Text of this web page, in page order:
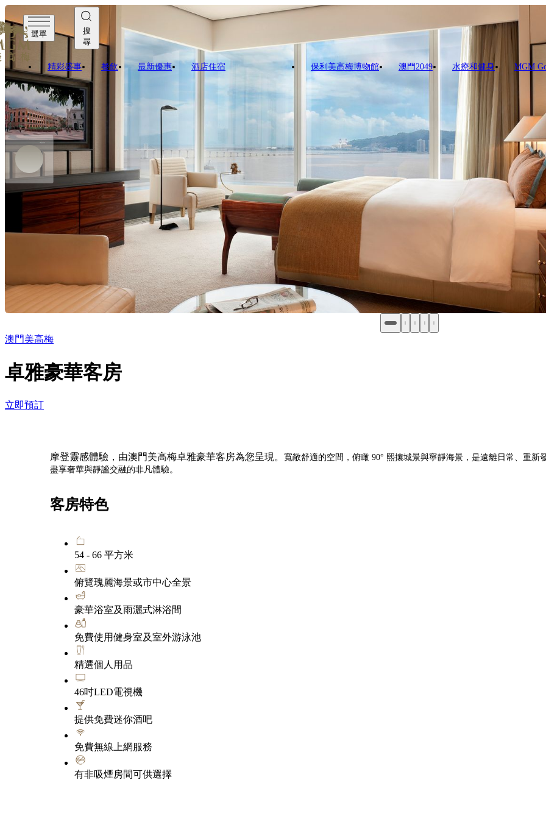
選單
搜
尋
精彩盛事 餐飲 最新優惠 酒店住宿 保利美高梅博物館 澳門2049 水療和健身 MGM
澳門美高梅
卓雅豪華客房
立即預訂
摩登靈感體驗，由澳門美高梅卓雅豪華客房為您呈現。 寬敞舒適的空間，俯瞰 90° 熙攘城景與寧靜海景，是遠離日常、重
盡享奢華與靜謐交融的非凡體驗。
客房特色
54 - 66 平方米
俯覽瑰麗海景或市中心全景
豪華浴室及雨灑式淋浴間
免費使用健身室及室外游泳池
精選個人用品
46吋LED電視機
提供免費迷你酒吧
免費無線上網服務
有非吸煙房間可供選擇